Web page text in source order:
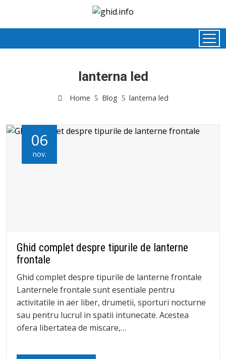
lanterna led
Home Blog lanterna led
06
nov.
Ghid complet despre tipurile de lanterne
frontale
Ghid complet despre tipurile de lanterne frontale
Lanternele frontale sunt esentiale pentru
activitatile in aer liber, drumetii, sporturi nocturne
sau pentru lucrul in spatii intunecate. Acestea
ofera libertatea de miscare,…